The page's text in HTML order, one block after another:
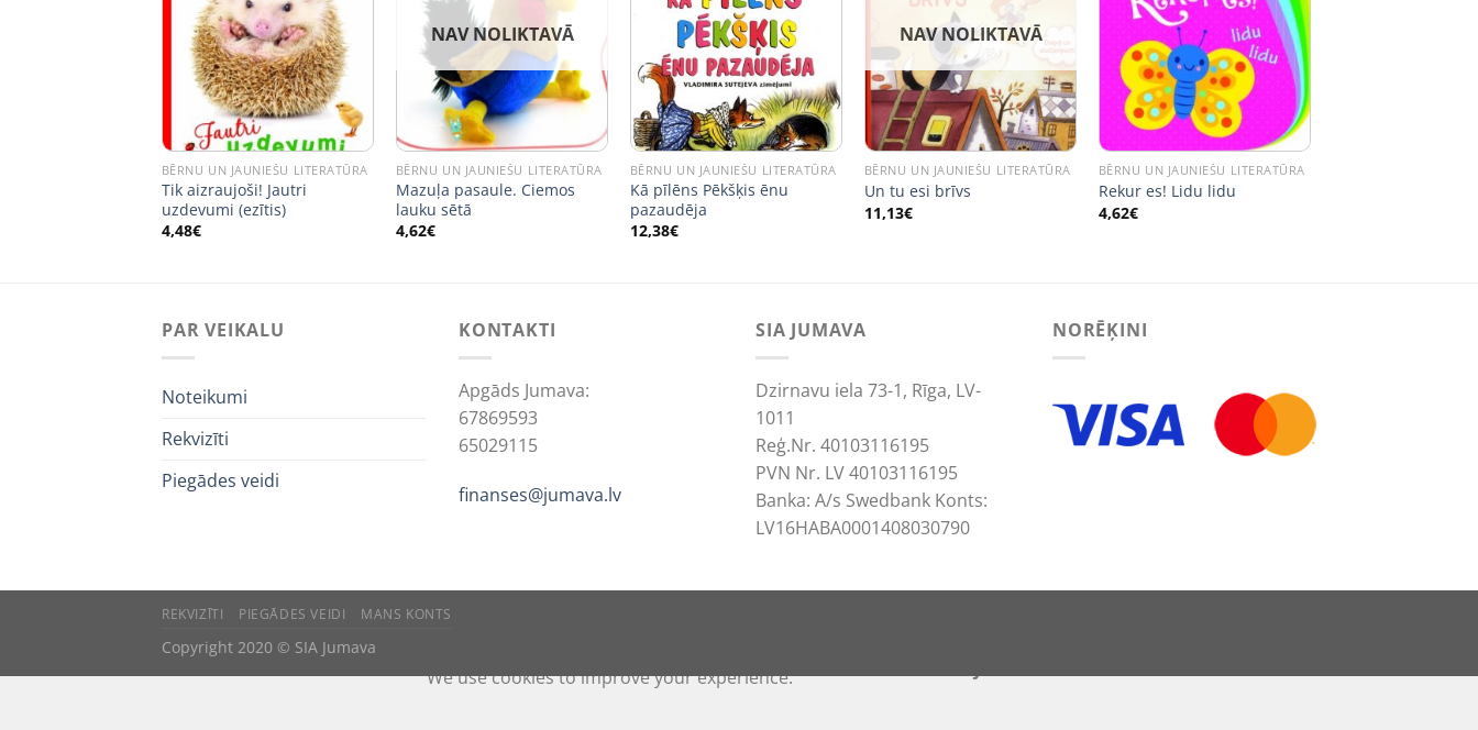
We use cookies to improve your experience.
BĒRNU UN JAUNIEŠU LITERATŪRA
Tik aizraujoši! Jautri
uzdevumi (ezītis)
4,48€
NAV NOLIKTAVĀ
BĒRNU UN JAUNIEŠU LITERATŪRA
Mazuļa pasaule. Ciemos
lauku sētā
4,62€
BĒRNU UN JAUNIEŠU LITERATŪRA
Kā pīlēns Pēkšķis ēnu
pazaudēja
12,38€
NAV NOLIKTAVĀ
BĒRNU UN JAUNIEŠU LITERATŪRA
Un tu esi brīvs
11,13€
BĒRNU UN JAUNIEŠU LITERATŪRA
Rekur es! Lidu lidu
4,62€
PAR VEIKALU
Noteikumi
Rekvizīti
Piegādes veidi
KONTAKTI
Apgāds Jumava:
67869593
65029115
finanses@jumava.lv
SIA JUMAVA
Dzirnavu iela 73-1, Rīga, LV-
1011
Reģ.Nr. 40103116195
PVN Nr. LV 40103116195
Banka: A/s Swedbank Konts:
LV16HABA0001408030790
NORĒĶINI
REKVIZĪTI PIEGĀDES VEIDI MANS KONTS
Copyright 2020 © SIA Jumava